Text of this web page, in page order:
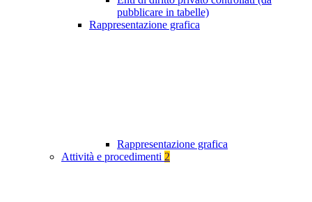
pubblicare in tabelle)
Rappresentazione grafica
Rappresentazione grafica
Attività e procedimenti 2